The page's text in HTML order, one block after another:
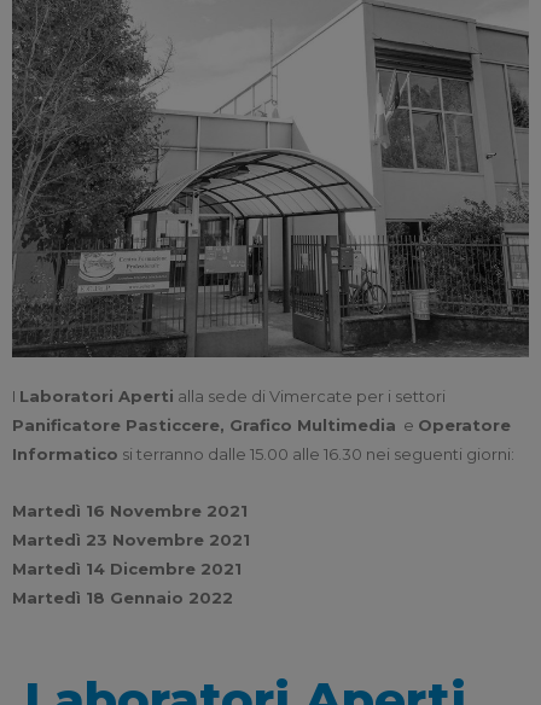
I Laboratori Aperti alla sede di Vimercate per i settori
Panificatore Pasticcere, Grafico Multimedia e Operatore
Informatico si terranno dalle 15.00 alle 16.30 nei seguenti giorni:
Martedì 16 Novembre 2021
Martedì 23 Novembre 2021
Martedì 14 Dicembre 2021
Martedì 18 Gennaio 2022